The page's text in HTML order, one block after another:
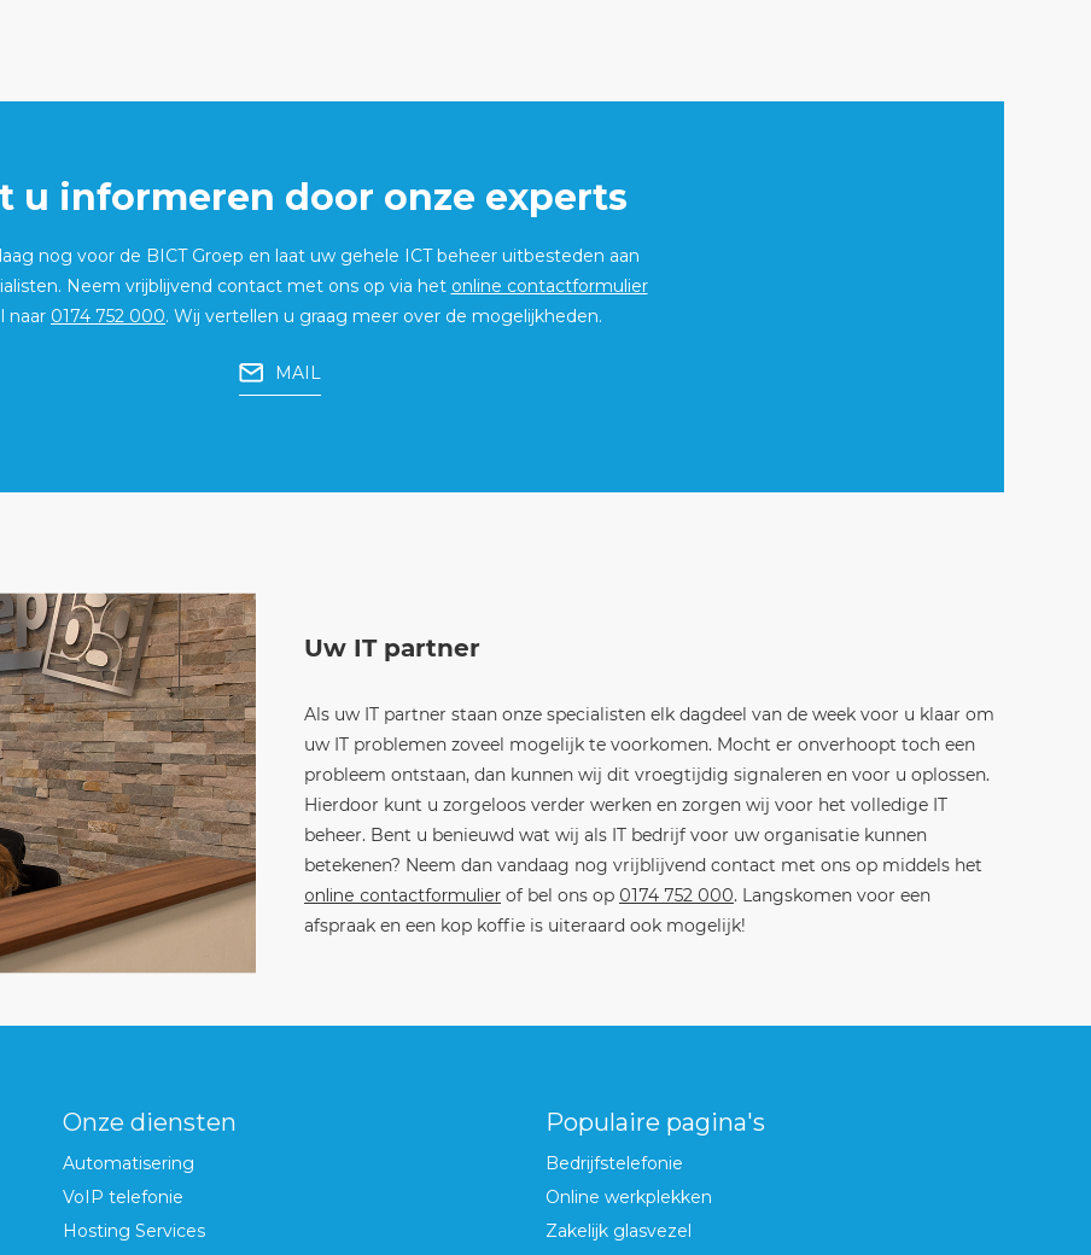
u informeren door onze experts
nog voor de BICT Groep en laat uw gehele ICT beheer uitbesteden aan
Neem vrijblijvend contact met ons op via het online contactformulier
naar 0174 752 000. Wij vertellen u graag meer over de mogelijkheden.
MAIL
Uw IT partner
Als uw IT partner staan onze specialisten elk dagdeel van de week voor u klaar om
uw IT problemen zoveel mogelijk te voorkomen. Mocht er onverhoopt toch een
probleem ontstaan, dan kunnen wij dit vroegtijdig signaleren en voor u oplossen.
Hierdoor kunt u zorgeloos verder werken en zorgen wij voor het volledige IT
beheer. Bent u benieuwd wat wij als IT bedrijf voor uw organisatie kunnen
betekenen? Neem dan vandaag nog vrijblijvend contact met ons op middels het
online contactformulier of bel ons op 0174 752 000. Langskomen voor een
afspraak en een kop koffie is uiteraard ook mogelijk!
Onze diensten
Automatisering
VoIP telefonie
Hosting Services
Populaire pagina's
Bedrijfstelefonie
Online werkplekken
Zakelijk glasvezel